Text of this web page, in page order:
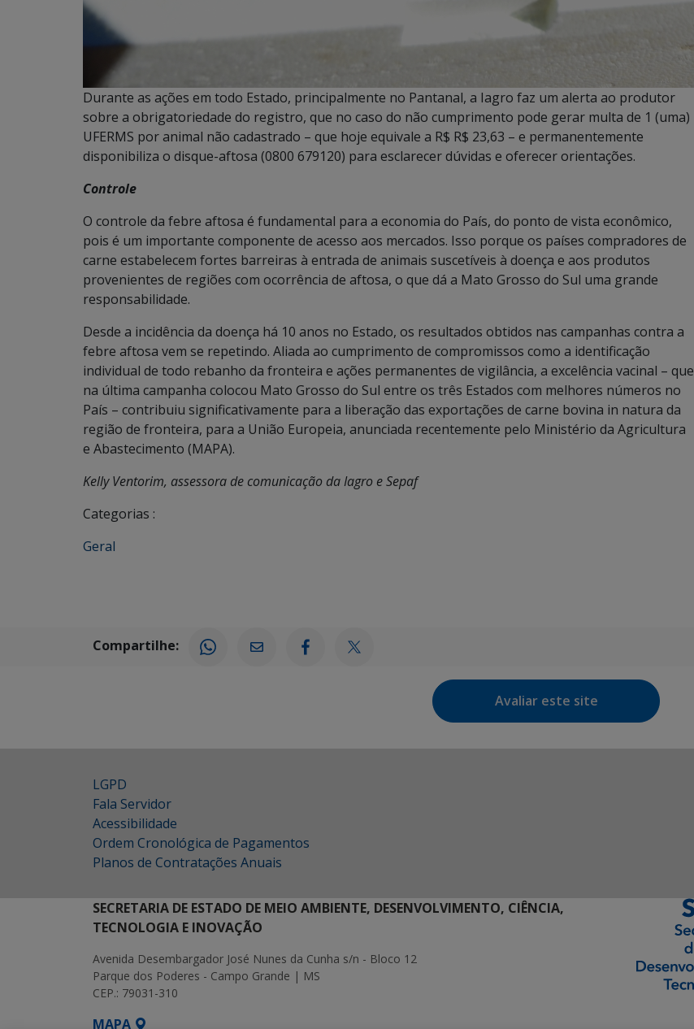
Durante as ações em todo Estado, principalmente no Pantanal, a Iagro faz um alerta ao produtor
sobre a obrigatoriedade do registro, que no caso do não cumprimento pode gerar multa de 1 (uma)
UFERMS por animal não cadastrado – que hoje equivale a R$ R$ 23,63 – e permanentemente
disponibiliza o disque-aftosa (0800 679120) para esclarecer dúvidas e oferecer orientações.
Controle
O controle da febre aftosa é fundamental para a economia do País, do ponto de vista econômico,
pois é um importante componente de acesso aos mercados. Isso porque os países compradores de
carne estabelecem fortes barreiras à entrada de animais suscetíveis à doença e aos produtos
provenientes de regiões com ocorrência de aftosa, o que dá a Mato Grosso do Sul uma grande
responsabilidade.
Desde a incidência da doença há 10 anos no Estado, os resultados obtidos nas campanhas contra a
febre aftosa vem se repetindo. Aliada ao cumprimento de compromissos como a identificação
individual de todo rebanho da fronteira e ações permanentes de vigilância, a excelência vacinal – que
na última campanha colocou Mato Grosso do Sul entre os três Estados com melhores números no
País – contribuiu significativamente para a liberação das exportações de carne bovina in natura da
região de fronteira, para a União Europeia, anunciada recentemente pelo Ministério da Agricultura
e Abastecimento (MAPA).
Kelly Ventorim, assessora de comunicação da Iagro e Sepaf
Categorias :
Geral
Compartilhe:
Avaliar este site
LGPD
Fala Servidor
Acessibilidade
Ordem Cronológica de Pagamentos
Planos de Contratações Anuais
SECRETARIA DE ESTADO DE MEIO AMBIENTE, DESENVOLVIMENTO, CIÊNCIA,
TECNOLOGIA E INOVAÇÃO
Avenida Desembargador José Nunes da Cunha s/n - Bloco 12
Parque dos Poderes - Campo Grande | MS
CEP.: 79031-310
MAPA